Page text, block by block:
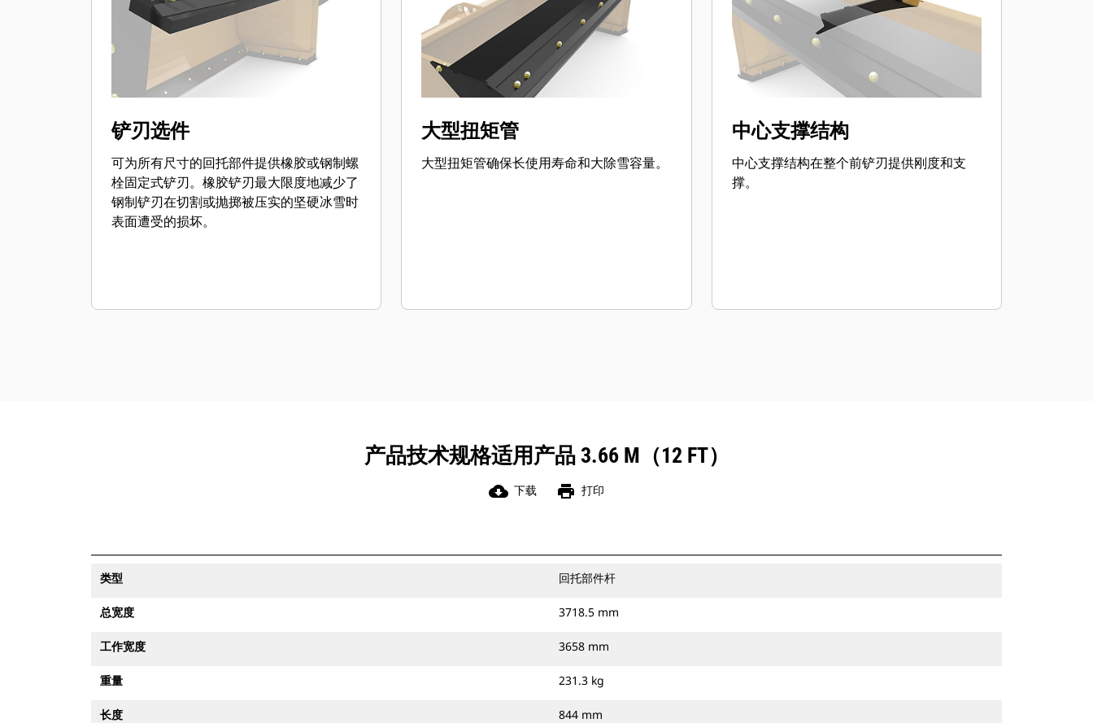
铲刃选件
可为所有尺寸的回托部件提供橡胶或钢制螺
栓固定式铲刃。橡胶铲刃最大限度地减少了
钢制铲刃在切割或抛掷被压实的坚硬冰雪时
表面遭受的损坏。
大型扭矩管
大型扭矩管确保长使用寿命和大除雪容量。
中心支撑结构
中心支撑结构在整个前铲刃提供刚度和支
撑。
产品技术规格适用产品 3.66 M（12 FT）
cloud_download 下载 print 打印
类型 回托部件杆
总宽度 3718.5 mm
工作宽度 3658 mm
重量 231.3 kg
长度 844 mm